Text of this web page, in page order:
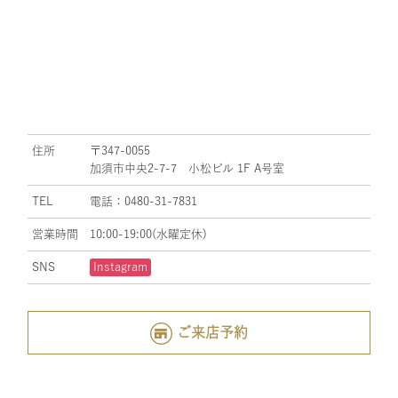
住所
〒347-0055
加須市中央2-7-7 小松ビル 1F A号室
TEL 電話：0480-31-7831
営業時間 10:00-19:00(水曜定休)
SNS Instagram
ご来店予約